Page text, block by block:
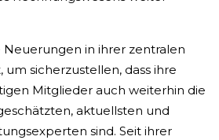
Neuerungen in ihrer zentralen
sicherzustellen, dass ihre
Mitglieder auch weiterhin die
aktuellsten und
sind. Seit ihrer